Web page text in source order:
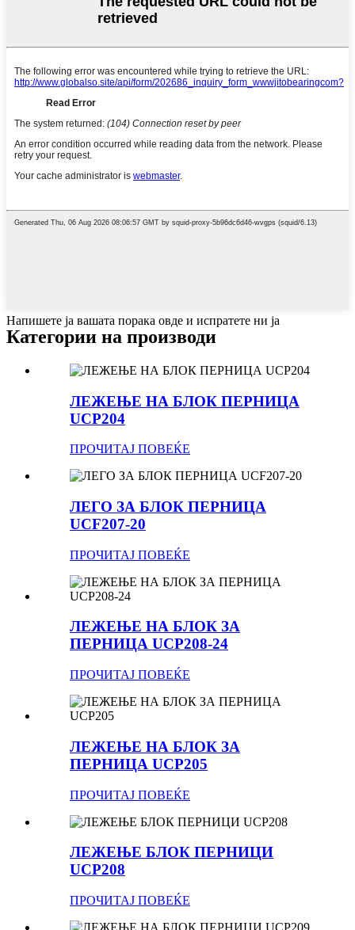
Напишете ја вашата порака овде и испратете ни ја
Категории на производи
ЛЕЖЕЊЕ НА БЛОК ПЕРНИЦА
UCP204
ПРОЧИТАЈ ПОВЕЌЕ
ЛЕГО ЗА БЛОК ПЕРНИЦА
UCF207-20
ПРОЧИТАЈ ПОВЕЌЕ
ЛЕЖЕЊЕ НА БЛОК ЗА
ПЕРНИЦА UCP208-24
ПРОЧИТАЈ ПОВЕЌЕ
ЛЕЖЕЊЕ НА БЛОК ЗА
ПЕРНИЦА UCP205
ПРОЧИТАЈ ПОВЕЌЕ
ЛЕЖЕЊЕ БЛОК ПЕРНИЦИ
UCP208
ПРОЧИТАЈ ПОВЕЌЕ